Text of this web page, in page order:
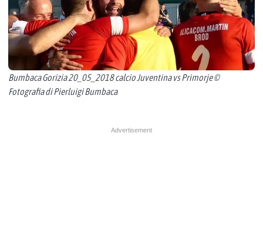
Bumbaca Gorizia 20_05_2018 calcio Juventina vs Primorje ©
Fotografia di Pierluigi Bumbaca